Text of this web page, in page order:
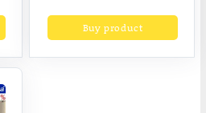
ส่องแสงได้ 360องศา
was:
฿6,999.00.
is:
฿3,279.00.Buy product